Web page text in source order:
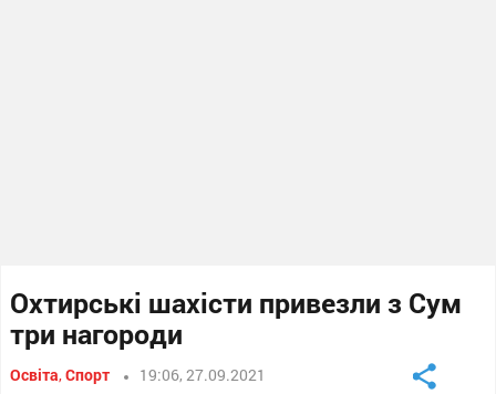
Охтирські шахісти привезли з Сум
три нагороди
Освіта,Спорт 19:06, 27.09.2021